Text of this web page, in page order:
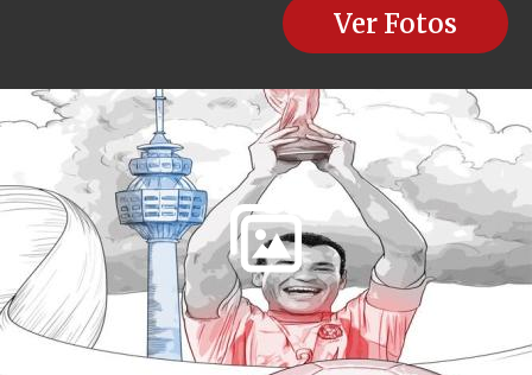
s
d
e
c
o
m
p
a
i
r
Ver Fotos